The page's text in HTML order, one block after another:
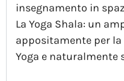
insegnamento in
La Yoga Shala: un
appositamente per
Yoga e naturalmente